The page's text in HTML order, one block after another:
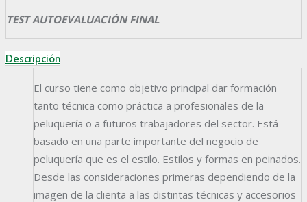
TEST AUTOEVALUACIÓN FINAL
Descripción
El curso tiene como objetivo principal dar formación
tanto técnica como práctica a profesionales de la
peluquería o a futuros trabajadores del sector. Está
basado en una parte importante del negocio de
peluquería que es el estilo. Estilos y formas en peinados.
Desde las consideraciones primeras dependiendo de la
imagen de la clienta a las distintas técnicas y accesorios